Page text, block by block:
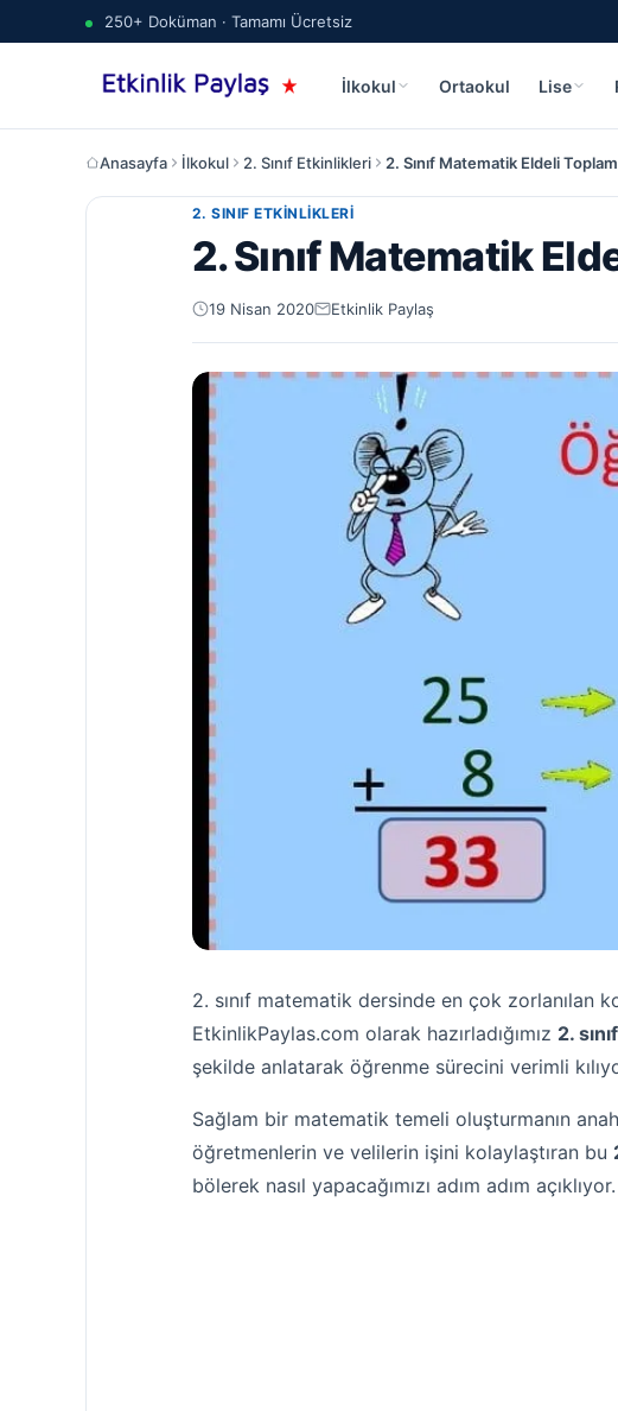
250+ Doküman · Tamamı Ücretsiz
İlkokul Ortaokul Lise
Anasayfa İlkokul 2. Sınıf Etkinlikleri 2. Sınıf Matematik Eldeli
2. SINIF ETKINLIKLERI
2. Sınıf Matematik
19 Nisan 2020 Etkinlik Paylaş
2. sınıf matematik dersinde en çok
EtkinlikPaylas.com olarak hazırladığımız 2.
şekilde anlatarak öğrenme sürecini verimli
Sağlam bir matematik temeli oluşturmanın
öğretmenlerin ve velilerin işini kolaylaştıran bu
bölerek nasıl yapacağımızı adım adım açıklıyor.